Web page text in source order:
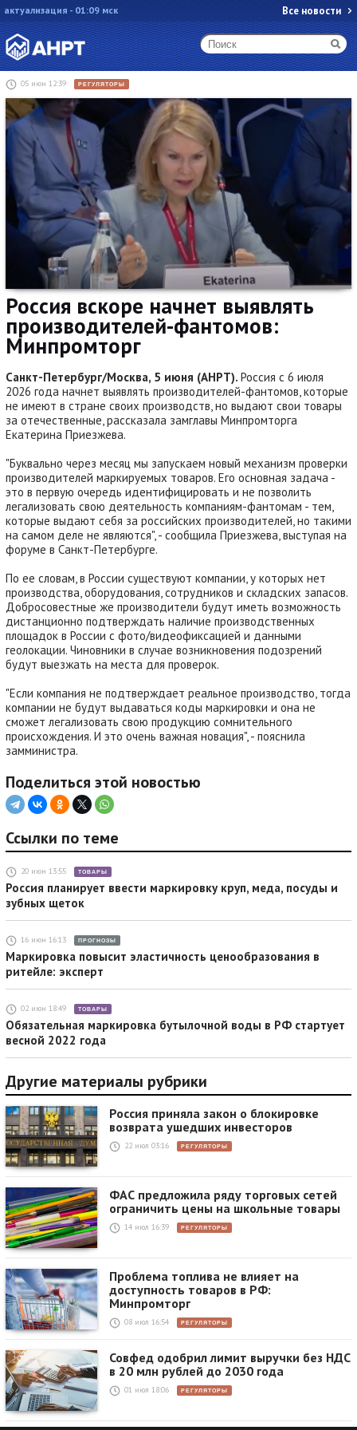
актуализация - 01:09 мск Все новости
05 июн 12:39 РЕГУЛЯТОРЫ
Россия вскоре начнет выявлять
производителей-фантомов:
Минпромторг
Санкт-Петербург/Москва, 5 июня (АНРТ). Россия с 6 июля
2026 года начнет выявлять производителей-фантомов, которые
не имеют в стране своих производств, но выдают свои товары
за отечественные, рассказала замглавы Минпромторга
Екатерина Приезжева.
"Буквально через месяц мы запускаем новый механизм проверки
производителей маркируемых товаров. Его основная задача -
это в первую очередь идентифицировать и не позволить
легализовать свою деятельность компаниям-фантомам - тем,
которые выдают себя за российских производителей, но такими
на самом деле не являются", - сообщила Приезжева, выступая на
форуме в Санкт-Петербурге.
По ее словам, в России существуют компании, у которых нет
производства, оборудования, сотрудников и складских запасов.
Добросовестные же производители будут иметь возможность
дистанционно подтверждать наличие производственных
площадок в России с фото/видеофиксацией и данными
геолокации. Чиновники в случае возникновения подозрений
будут выезжать на места для проверок.
"Если компания не подтверждает реальное производство, тогда
компании не будут выдаваться коды маркировки и она не
сможет легализовать свою продукцию сомнительного
происхождения. И это очень важная новация", - пояснила
замминистра.
Поделиться этой новостью
Ссылки по теме
20 июн 13:55 ТОВАРЫ
Россия планирует ввести маркировку круп, меда, посуды и
зубных щеток
16 июн 16:13 ПРОГНОЗЫ
Маркировка повысит эластичность ценообразования в
ритейле: эксперт
02 июн 18:49 ТОВАРЫ
Обязательная маркировка бутылочной воды в РФ стартует
весной 2022 года
Другие материалы рубрики
Россия приняла закон о блокировке
возврата ушедших инвесторов
22 июл 03:16 РЕГУЛЯТОРЫ
ФАС предложила ряду торговых сетей
ограничить цены на школьные товары
14 июл 16:39 РЕГУЛЯТОРЫ
Проблема топлива не влияет на
доступность товаров в РФ:
Минпромторг
08 июл 16:54 РЕГУЛЯТОРЫ
Совфед одобрил лимит выручки без НДС
в 20 млн рублей до 2030 года
01 июл 18:06 РЕГУЛЯТОРЫ